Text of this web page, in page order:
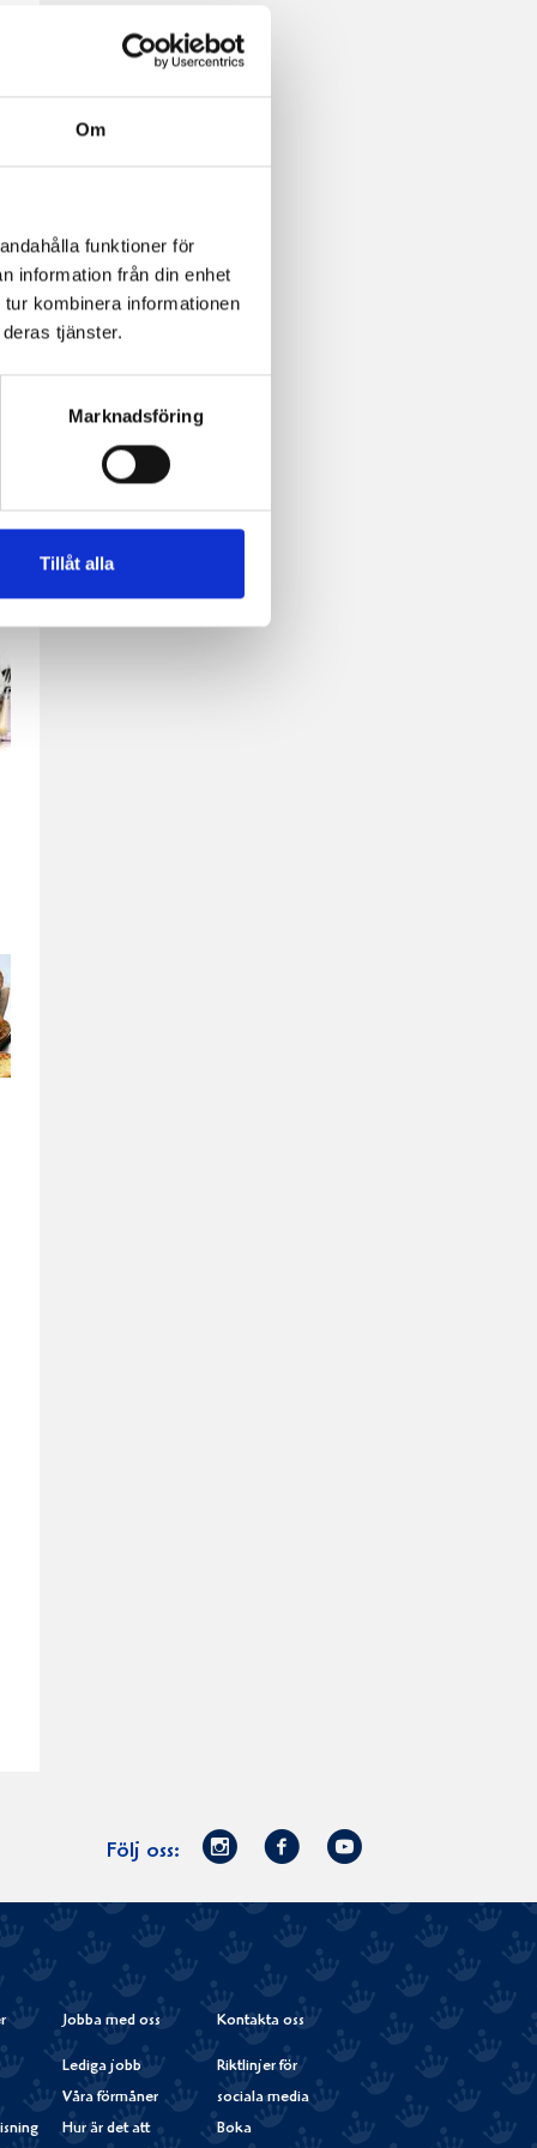
Om
funktioner för
information från din enhet
kombinera informationen
tjänster.
Marknadsföring
Tillåt alla
Följ oss:
Norrmejerier
Instagram
Facebook
Youtube
Jobba med oss
Lediga jobb
Våra förmåner
Hur är det att
Kontakta oss
Riktlinjer för
sociala media
Boka